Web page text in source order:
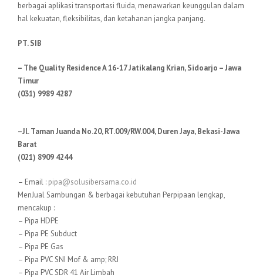
berbagai aplikasi transportasi fluida, menawarkan keunggulan dalam
hal kekuatan, fleksibilitas, dan ketahanan jangka panjang.
PT. SIB
– The Quality Residence A 16-17 Jatikalang Krian, Sidoarjo – Jawa
Timur
(031) 9989 4287
–Jl. Taman Juanda No.20, RT.009/RW.004, Duren Jaya, Bekasi-Jawa
Barat
(021) 8909 4244
– Email : pipa@solusibersama.co.id
MenJual Sambungan & berbagai kebutuhan Perpipaan lengkap,
mencakup :
– Pipa HDPE
– Pipa PE Subduct
– Pipa PE Gas
– Pipa PVC SNI Mof & amp; RRJ
– Pipa PVC SDR 41 Air Limbah